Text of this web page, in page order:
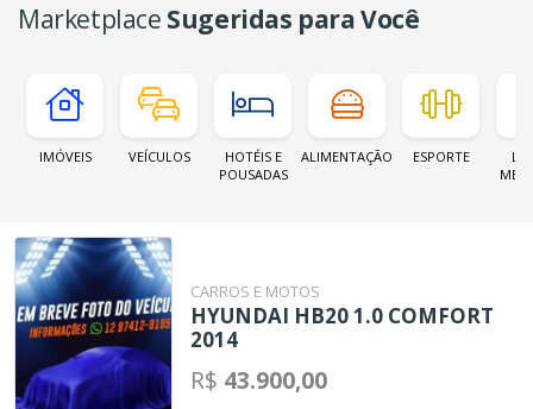
Marketplace Sugeridas para Você
IMÓVEIS VEÍCULOS
HOTÉIS E
POUSADAS
ALIMENTAÇÃO ESPORTE
CARROS E MOTOS
HYUNDAI HB20 1.0 COMFORT
2014
R$ 43.900,00